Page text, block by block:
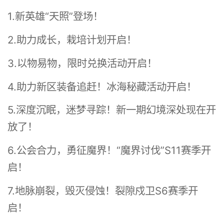
1.新英雄“天照”登场！
2.助力成长，栽培计划开启！
3.以物易物，限时兑换活动开启！
4.助力新区装备追赶！冰海秘藏活动开启！
5.深度沉眠，迷梦寻踪！新一期幻境深处现在开
放了！
6.公会合力，勇征魔界！“魔界讨伐”S11赛季开
启！
7.地脉崩裂，毁灭侵蚀！裂隙戍卫S6赛季开
启！